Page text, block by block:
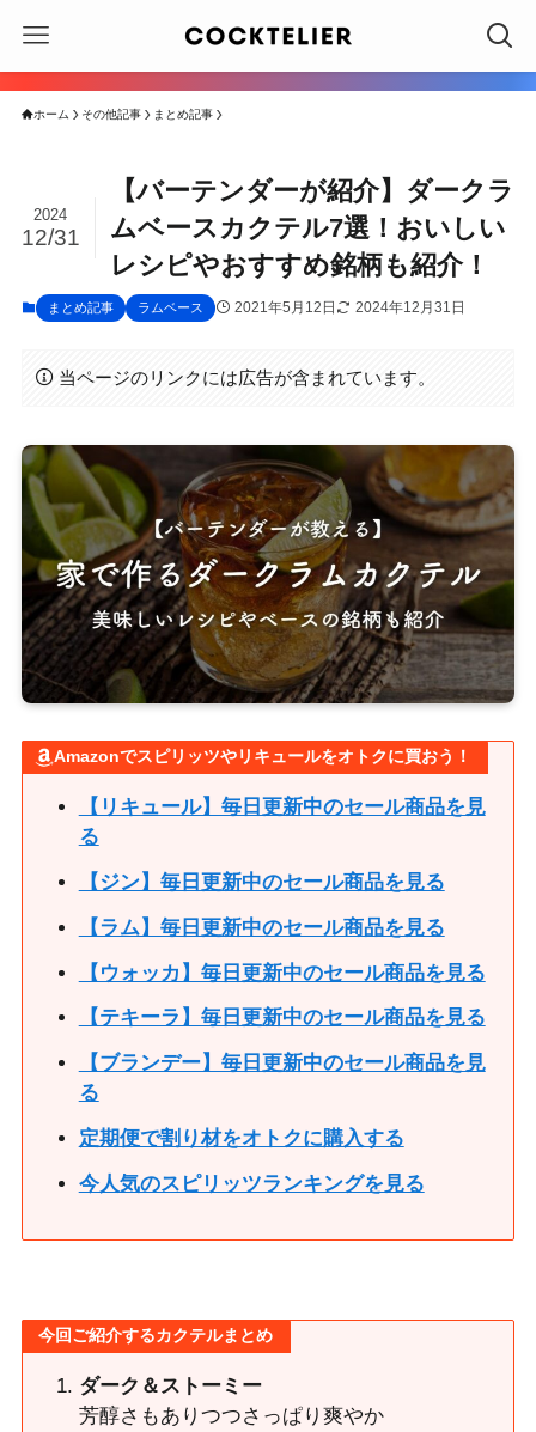
ホーム その他記事 まとめ記事
【バーテンダーが紹介】ダークラ
ムベースカクテル7選！おいしい
レシピやおすすめ銘柄も紹介！
2024
12/31
まとめ記事 ラムベース 2021年5月12日 2024年12月31日
当ページのリンクには広告が含まれています。
Amazonでスピリッツやリキュールをオトクに買おう！
【リキュール】毎日更新中のセール商品を見
る
【ジン】毎日更新中のセール商品を見る
【ラム】毎日更新中のセール商品を見る
【ウォッカ】毎日更新中のセール商品を見る
【テキーラ】毎日更新中のセール商品を見る
【ブランデー】毎日更新中のセール商品を見
る
定期便で割り材をオトクに購入する
今人気のスピリッツランキングを見る
今回ご紹介するカクテルまとめ
ダーク＆ストーミー
芳醇さもありつつさっぱり爽やか